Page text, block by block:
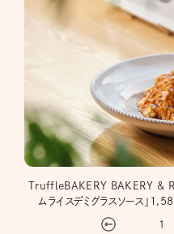
TruffleBAKERY BAKERY &
ムライスデミグラスソース」
1